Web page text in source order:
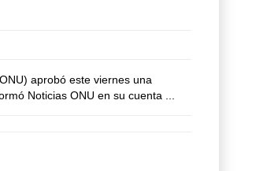
aprobó este viernes una
Noticias ONU en su cuenta ...